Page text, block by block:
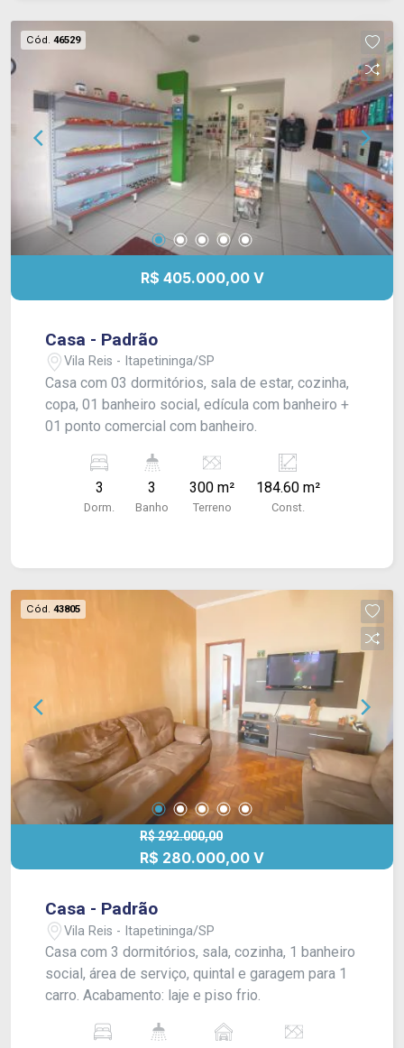
Cód. 46529
R$ 405.000,00 V
Casa - Padrão
Vila Reis - Itapetininga/SP
Casa com 03 dormitórios, sala de estar, cozinha,
copa, 01 banheiro social, edícula com banheiro +
01 ponto comercial com banheiro.
3
Dorm.
3
Banho
300 m²
Terreno
184.60 m²
Const.
Cód. 43805
R$ 292.000,00
R$ 280.000,00 V
Casa - Padrão
Vila Reis - Itapetininga/SP
Casa com 3 dormitórios, sala, cozinha, 1 banheiro
social, área de serviço, quintal e garagem para 1
carro. Acabamento: laje e piso frio.